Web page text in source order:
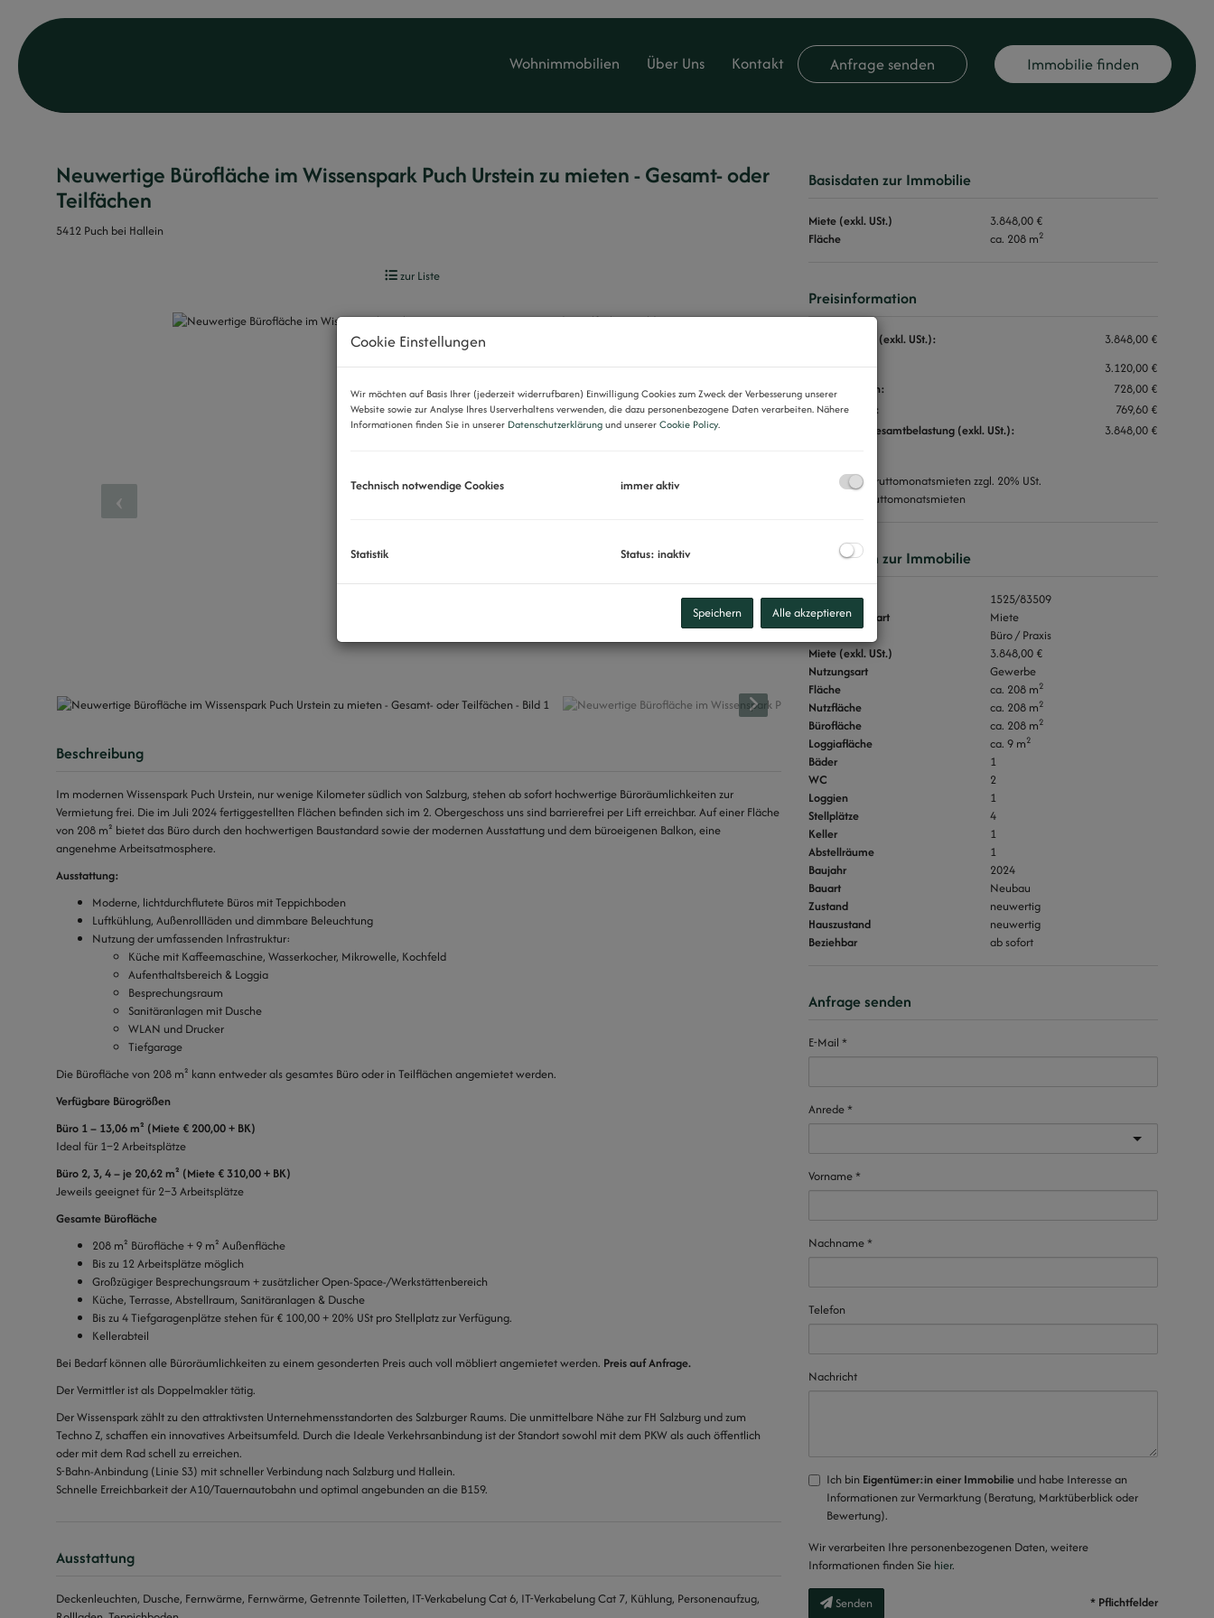
Wohnimmobilien Über Uns Kontakt Anfrage senden Immobilie finden
Neuwertige Bürofläche im Wissenspark Puch Urstein zu mieten - Gesamt- oder
Teilfächen
5412 Puch bei Hallein
zur Liste
Beschreibung
Im modernen Wissenspark Puch Urstein, nur wenige Kilometer südlich von Salzburg, stehen ab sofort hochwertige Büroräumlichkeiten zur
Vermietung frei. Die im Juli 2024 fertiggestellten Flächen befinden sich im 2. Obergeschoss uns sind barrierefrei per Lift erreichbar. Auf einer Fläche
von 208 m² bietet das Büro durch den hochwertigen Baustandard sowie der modernen Ausstattung und dem büroeigenen Balkon, eine
angenehme Arbeitsatmosphere.
Ausstattung:
Moderne, lichtdurchflutete Büros mit Teppichboden
Luftkühlung, Außenrollläden und dimmbare Beleuchtung
Nutzung der umfassenden Infrastruktur:
Küche mit Kaffeemaschine, Wasserkocher, Mikrowelle, Kochfeld
Aufenthaltsbereich & Loggia
Besprechungsraum
Sanitäranlagen mit Dusche
WLAN und Drucker
Tiefgarage
Die Bürofläche von 208 m² kann entweder als gesamtes Büro oder in Teilflächen angemietet werden.
Verfügbare Bürogrößen
Büro 1 – 13,06 m² (Miete € 200,00 + BK)
Ideal für 1–2 Arbeitsplätze
Büro 2, 3, 4 – je 20,62 m² (Miete € 310,00 + BK)
Jeweils geeignet für 2–3 Arbeitsplätze
Gesamte Bürofläche
208 m² Bürofläche + 9 m² Außenfläche
Bis zu 12 Arbeitsplätze möglich
Großzügiger Besprechungsraum + zusätzlicher Open-Space-/Werkstättenbereich
Küche, Terrasse, Abstellraum, Sanitäranlagen & Dusche
Bis zu 4 Tiefgaragenplätze stehen für € 100,00 + 20% USt pro Stellplatz zur Verfügung.
Kellerabteil
Bei Bedarf können alle Büroräumlichkeiten zu einem gesonderten Preis auch voll möbliert angemietet werden. Preis auf Anfrage.
Der Vermittler ist als Doppelmakler tätig.
Der Wissenspark zählt zu den attraktivsten Unternehmensstandorten des Salzburger Raums. Die unmittelbare Nähe zur FH Salzburg und zum
Techno Z, schaffen ein innovatives Arbeitsumfeld. Durch die Ideale Verkehrsanbindung ist der Standort sowohl mit dem PKW als auch öffentlich
oder mit dem Rad schell zu erreichen.
S-Bahn-Anbindung (Linie S3) mit schneller Verbindung nach Salzburg und Hallein.
Schnelle Erreichbarkeit der A10/Tauernautobahn und optimal angebunden an die B159.
Ausstattung
Deckenleuchten Dusche Fernwärme Fernwärme Getrennte Toiletten IT-Verkabelung Cat 6 IT-Verkabelung Cat 7 Kühlung Personenaufzug
Basisdaten zur Immobilie
Miete (exkl. USt.)
3.848,00 €
Fläche
ca. 208 m2
Preisinformation
Gesamtmiete (exkl. USt.):
3.848,00 €
Miete:
3.120,00 €
Betriebskosten:
728,00 €
Umsatzsteuer:
769,60 €
monatliche Gesamtbelastung (exkl. USt.):
3.848,00 €
Provision: 3 Bruttomonatsmieten zzgl. 20% USt.
4 Bruttomonatsmieten
Basisdaten zur Immobilie
Objektnr.
1525/83509
Vermarktungsart
Miete
Büro / Praxis
Miete (exkl. USt.)
3.848,00 €
Nutzungsart
Gewerbe
Fläche
ca. 208 m2
Nutzfläche ca. 208 m2
Bürofläche ca. 208 m2
Loggiafläche ca. 9 m2
Bäder
1
WC
2
Loggien
1
Stellplätze
4
Keller
1
Abstellräume
1
Baujahr
2024
Bauart
Neubau
Zustand
neuwertig
Hauszustand
neuwertig
Beziehbar
ab sofort
Anfrage senden
E-Mail
Anrede
Vorname
Nachname
Telefon
Nachricht
Ich bin Eigentümer:in einer Immobilie und habe Interesse an
Informationen zur Vermarktung (Beratung, Marktüberblick oder
Bewertung).
Wir verarbeiten Ihre personenbezogenen Daten, weitere
Informationen finden Sie hier.
Senden * Pflichtfelder
Cookie Einstellungen
Wir möchten auf Basis Ihrer (jederzeit widerrufbaren) Einwilligung Cookies zum Zweck der Verbesserung unserer
Website sowie zur Analyse Ihres Userverhaltens verwenden, die dazu personenbezogene Daten verarbeiten. Nähere
Informationen finden Sie in unserer Datenschutzerklärungund unsererCookie Policy.
Technisch notwendige Cookies immer aktiv
Statistik Status: inaktiv
Speichern Alle akzeptieren